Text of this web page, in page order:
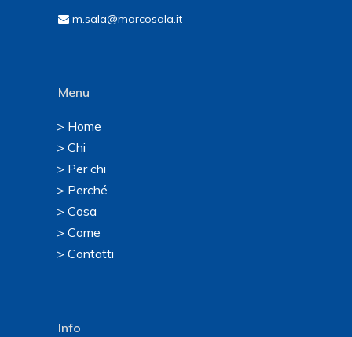
m.sala@marcosala.it
Menu
> Home
> Chi
> Per chi
> Perché
> Cosa
> Come
> Contatti
Info